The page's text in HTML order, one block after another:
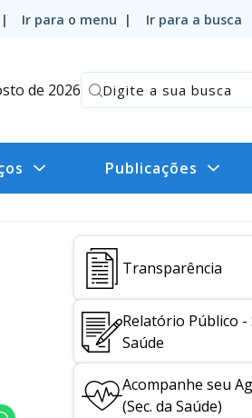
Ir para o menu | Ir para a busca
de 2026
Publicações
Transparência
Relatório Público -
Saúde
Acompanhe seu
(Sec. da Saúde)